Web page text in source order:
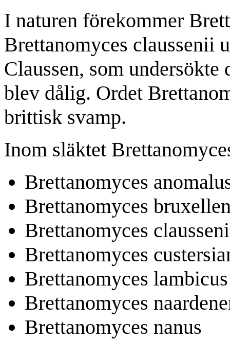
I naturen förekommer
Brettanomyces claussenii
Claussen, som
blev dålig. Ordet
brittisk svamp.
Inom släktet
Brettanomyces
Brettanomyces
Brettanomyces
Brettanomyces
Brettanomyces lambicus
Brettanomyces
Brettanomyces nanus